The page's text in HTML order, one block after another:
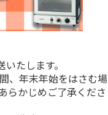
たします。
、年末年始をはさむ場
らかじめご了承くださ